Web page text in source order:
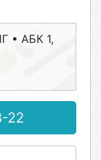
• АБК 1,
22